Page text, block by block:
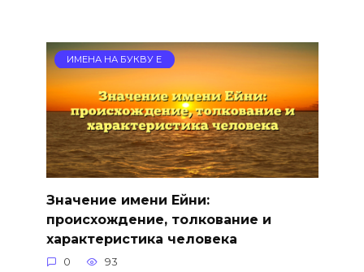
ИМЕНА НА БУКВУ Е
Значение имени Ейни:
происхождение, толкование и
характеристика человека
0 93